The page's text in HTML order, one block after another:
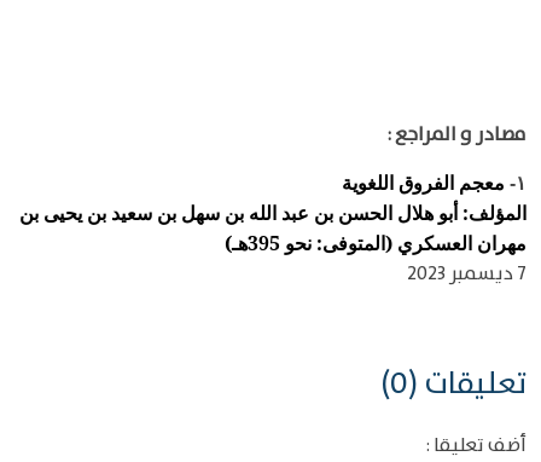
مصادر و المراجع :
١-
معجم الفروق اللغوية
المؤلف: أبو هلال الحسن بن عبد الله بن سهل بن سعيد بن يحيى بن
مهران العسكري (المتوفى: نحو 395هـ)
7 ديسمبر 2023
تعليقات (0)
أضف تعليقا :